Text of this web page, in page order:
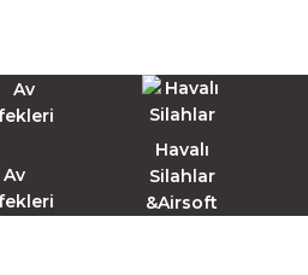
Av
Havalı
Silahlar
&Airsoft